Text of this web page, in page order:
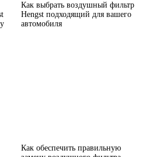
Как выбрать воздушный фильтр
Hengst подходящий для вашего
автомобиля
Как обеспечить правильную